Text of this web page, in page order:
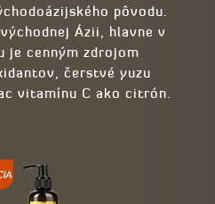
pôvodu.
Ázii, hlavne v
je cenným zdrojom
čerstvé yuzu
vitamínu C ako citrón.